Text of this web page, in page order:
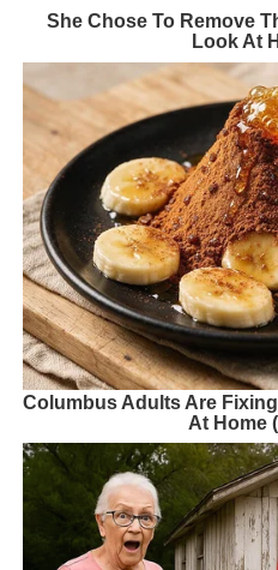
She Chose To Remove
Look At
Columbus Adults Are
At Home